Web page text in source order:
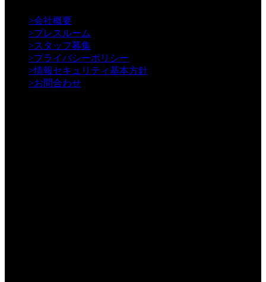
>会社概要
>プレスルーム
>スタッフ募集
>プライバシーポリシー
>情報セキュリティ基本方針
>お問合わせ